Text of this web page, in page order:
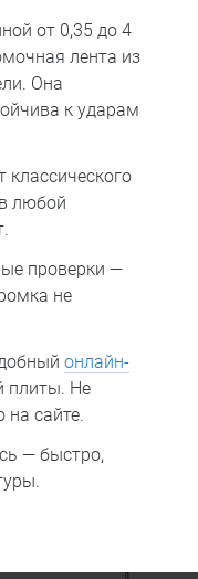
от 0,35 до 4
лента из
Она
к ударам
любой
проверки —
не
онлайн-
плиты. Не
сайте.
— быстро,